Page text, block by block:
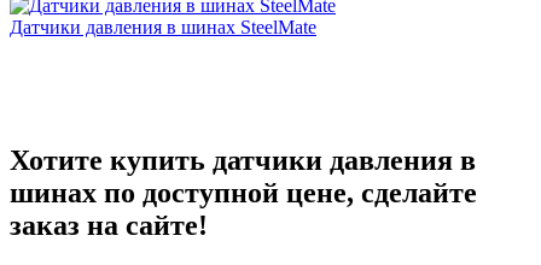
Датчики давления в шинах SteelMate
Хотите купить датчики давления в
шинах по доступной цене, сделайте
заказ на сайте!